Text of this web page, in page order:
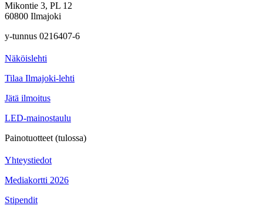
Mikontie 3, PL 12
60800 Ilmajoki
y-tunnus 0216407-6
Näköislehti
Tilaa Ilmajoki-lehti
Jätä ilmoitus
LED-mainostaulu
Painotuotteet (tulossa)
Yhteystiedot
Mediakortti 2026
Stipendit